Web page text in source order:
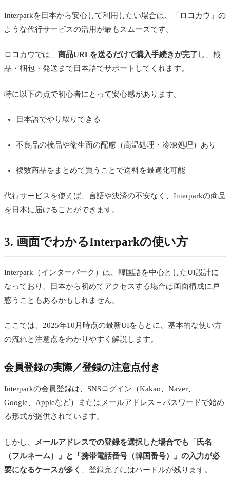
Interparkを日本から安心して利用したい場合は、「ロコカウ」の
ような代行サービスの活用が最もスムーズです。
ロコカウでは、 商品URLを送るだけで購入手続きが完了 し、検
品・梱包・発送まで日本語でサポートしてくれます。
特に以下の点で初心者にとって安心感があります。
日本語でやり取りできる
不良品の検品や衛生面の配慮（高温処理・冷凍処理）あり
複数商品をまとめて買うことで送料を最適化可能
代行サービスを使えば、言語や決済の不安なく、Interparkの商品
を日本に届けることができます。
3. 画面でわかるInterparkの使い方
Interpark（インターパーク）は、韓国語を中心としたUI設計に
なっており、日本から初めてアクセスする場合は画面構成に戸
惑うこともあるかもしれません。
ここでは、2025年10月時点の最新UIをもとに、基本的な使い方
の流れと注意点をわかりやすく解説します。
会員登録の実際／登録の注意点付き
Interparkの会員登録は、SNSログイン（Kakao、Naver、
Google、Appleなど）またはメールアドレス＋パスワードで始め
る形式が提供されています。
しかし、
メールアドレスでの登録を選択した場合でも「氏名
（フルネーム）」と「携帯電話番号（韓国番号）」の入力が必
要になるケースが多く
、登録完了にはハードルが残ります。